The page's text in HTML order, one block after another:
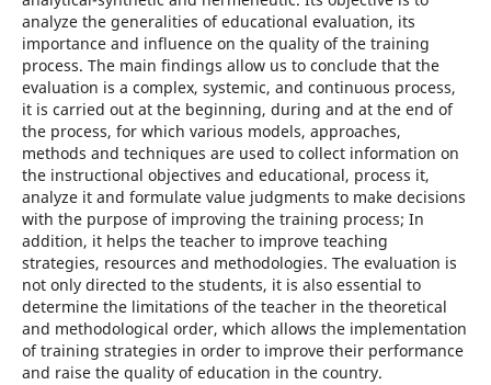
analyze the generalities of educational evaluation, its
importance and influence on the quality of the training
process. The main findings allow us to conclude that the
evaluation is a complex, systemic, and continuous process,
it is carried out at the beginning, during and at the end of
the process, for which various models, approaches,
methods and techniques are used to collect information on
the instructional objectives and educational, process it,
analyze it and formulate value judgments to make decisions
with the purpose of improving the training process; In
addition, it helps the teacher to improve teaching
strategies, resources and methodologies. The evaluation is
not only directed to the students, it is also essential to
determine the limitations of the teacher in the theoretical
and methodological order, which allows the implementation
of training strategies in order to improve their performance
and raise the quality of education in the country.